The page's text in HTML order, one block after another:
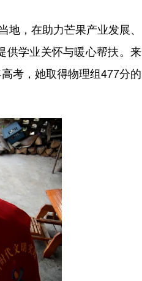
，在助力芒果产业发展、
供学业关怀与暖心帮扶。来
考，她取得物理组477分的